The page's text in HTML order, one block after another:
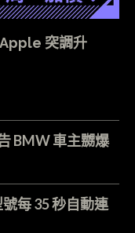
突調升
BMW 車主嬲爆
每 35 秒自動連